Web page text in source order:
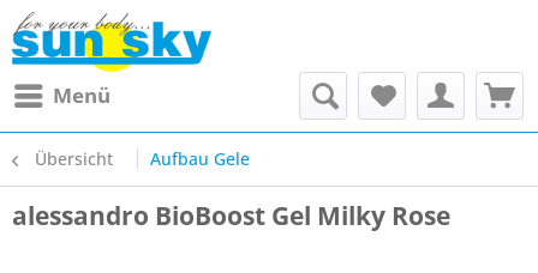
Menü
Übersicht Aufbau Gele
alessandro BioBoost Gel Milky Rose